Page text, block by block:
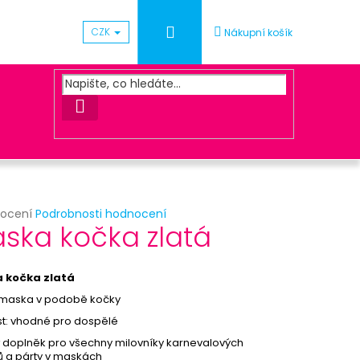
CZK PřihlášeníNákupní košík
HLEDAT
Podrobnosti hodnocení
kočka zlatá
kočka zlatá
v podobě kočky
vhodné pro dospělé
doplněk pro všechny milovníky karnevalových
a párty v maskách
Následující